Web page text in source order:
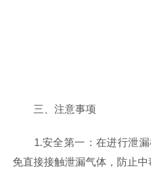
三、注意事项
1.安全第一：在进行泄漏
免直接接触泄漏气体，防止中